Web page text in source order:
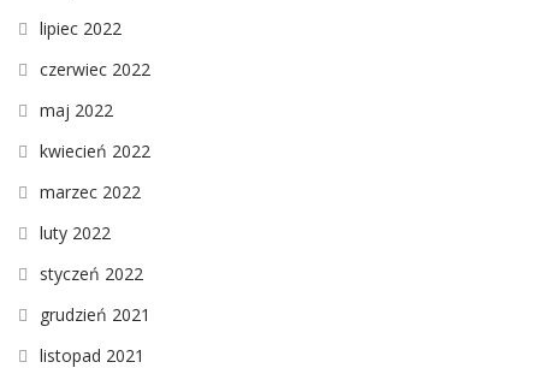
lipiec 2022
czerwiec 2022
maj 2022
kwiecień 2022
marzec 2022
luty 2022
styczeń 2022
grudzień 2021
listopad 2021